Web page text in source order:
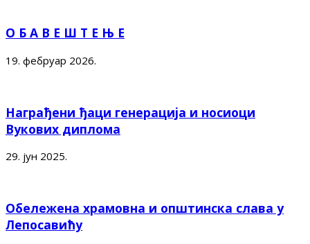
О Б А В Е Ш Т Е Њ Е
19. фебруар 2026.
Награђени ђаци генерација и носиоци
Вукових диплома
29. јун 2025.
Обележена храмовна и општинска слава у
Лепосавићу